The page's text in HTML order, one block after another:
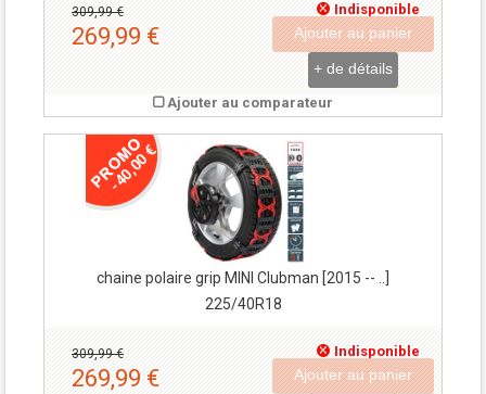
Indisponible
309,99 €
269,99 € Ajouter au panier
+ de détails
Ajouter au comparateur
-40,00 €
chaine polaire grip MINI Clubman [2015 -- ..]
225/40R18
Indisponible
309,99 €
269,99 € Ajouter au panier